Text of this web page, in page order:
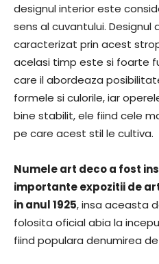
designul interior este
sens al cuvantului.
caracterizat prin acest
acelasi timp este si foarte
care il abordeaza
formele si culorile, iar
bine stabilit, ele fiind cele
pe care acest stil le cultiva.
Numele art deco a fost
importante expozitii de
in anul 1925, insa aceasta
folosita oficial abia la
fiind populara denumirea